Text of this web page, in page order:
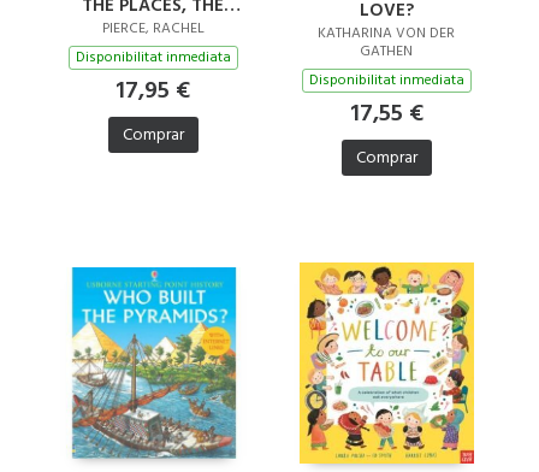
STORIES
PIERCE, RACHEL
Disponibilitat inmediata
17,95 €
Comprar
LOVE?
KATHARINA VON DER
GATHEN
Disponibilitat inmediata
17,55 €
Comprar